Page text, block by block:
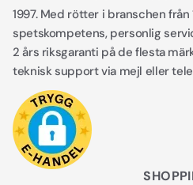
1997. Med rötter i branschen
spetskompetens, personlig
2 års riksgaranti på de flesta
teknisk support via mejl eller